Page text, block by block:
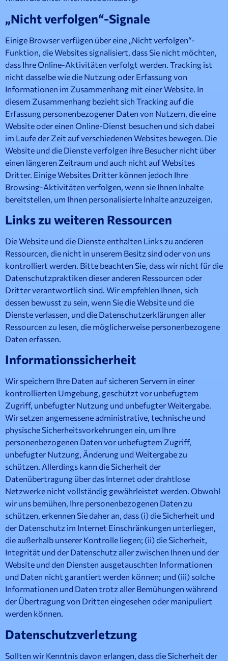
„Nicht verfolgen“-Signale
Einige Browser verfügen über eine „Nicht verfolgen“-
Funktion, die Websites signalisiert, dass Sie nicht möchten,
dass Ihre Online-Aktivitäten verfolgt werden. Tracking ist
nicht dasselbe wie die Nutzung oder Erfassung von
Informationen im Zusammenhang mit einer Website. In
diesem Zusammenhang bezieht sich Tracking auf die
Erfassung personenbezogener Daten von Nutzern, die eine
Website oder einen Online-Dienst besuchen und sich dabei
im Laufe der Zeit auf verschiedenen Websites bewegen. Die
Website und die Dienste verfolgen ihre Besucher nicht über
einen längeren Zeitraum und auch nicht auf Websites
Dritter. Einige Websites Dritter können jedoch Ihre
Browsing-Aktivitäten verfolgen, wenn sie Ihnen Inhalte
bereitstellen, um Ihnen personalisierte Inhalte anzuzeigen.
Links zu weiteren Ressourcen
Die Website und die Dienste enthalten Links zu anderen
Ressourcen, die nicht in unserem Besitz sind oder von uns
kontrolliert werden. Bitte beachten Sie, dass wir nicht für die
Datenschutzpraktiken dieser anderen Ressourcen oder
Dritter verantwortlich sind. Wir empfehlen Ihnen, sich
dessen bewusst zu sein, wenn Sie die Website und die
Dienste verlassen, und die Datenschutzerklärungen aller
Ressourcen zu lesen, die möglicherweise personenbezogene
Daten erfassen.
Informationssicherheit
Wir speichern Ihre Daten auf sicheren Servern in einer
kontrollierten Umgebung, geschützt vor unbefugtem
Zugriff, unbefugter Nutzung und unbefugter Weitergabe.
Wir setzen angemessene administrative, technische und
physische Sicherheitsvorkehrungen ein, um Ihre
personenbezogenen Daten vor unbefugtem Zugriff,
unbefugter Nutzung, Änderung und Weitergabe zu
schützen. Allerdings kann die Sicherheit der
Datenübertragung über das Internet oder drahtlose
Netzwerke nicht vollständig gewährleistet werden. Obwohl
wir uns bemühen, Ihre personenbezogenen Daten zu
schützen, erkennen Sie daher an, dass (i) die Sicherheit und
der Datenschutz im Internet Einschränkungen unterliegen,
die außerhalb unserer Kontrolle liegen; (ii) die Sicherheit,
Integrität und der Datenschutz aller zwischen Ihnen und der
Website und den Diensten ausgetauschten Informationen
und Daten nicht garantiert werden können; und (iii) solche
Informationen und Daten trotz aller Bemühungen während
der Übertragung von Dritten eingesehen oder manipuliert
werden können.
Datenschutzverletzung
Sollten wir Kenntnis davon erlangen, dass die Sicherheit der